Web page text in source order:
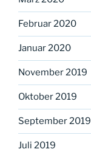
Februar 2020
Januar 2020
November 2019
Oktober 2019
September 2019
Juli 2019